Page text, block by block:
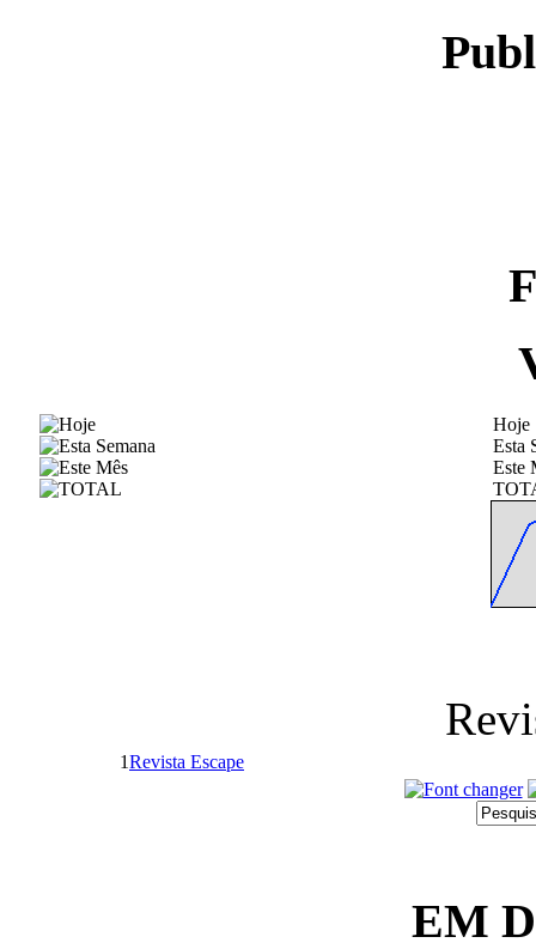
Hoje
Esta
Este
1Revista Escape
EM